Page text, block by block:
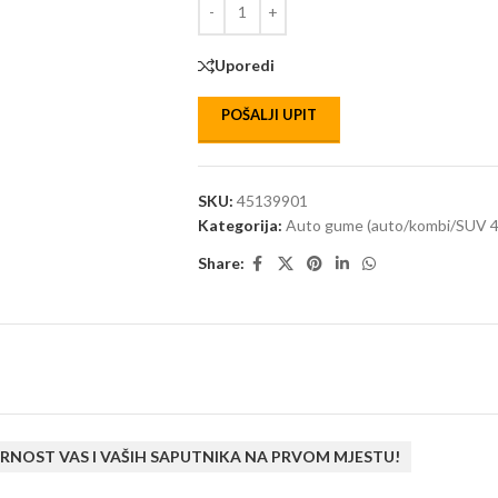
Uporedi
POŠALJI UPIT
SKU: 45139901
Kategorija: Auto gume (auto/kombi/SUV
Share:
VAS I VAŠIH SAPUTNIKA NA PRVOM MJESTU!